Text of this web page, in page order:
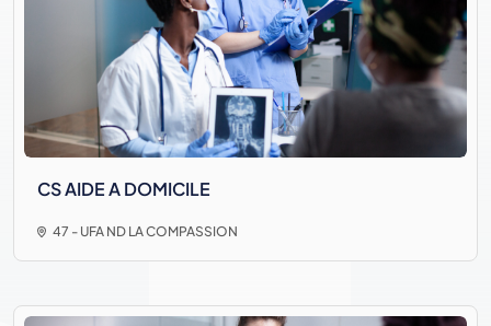
CS AIDE A DOMICILE
47 - UFA ND LA COMPASSION